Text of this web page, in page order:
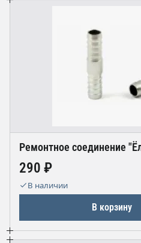
Ремонтное соединение
290 ₽
В наличии
В корзину